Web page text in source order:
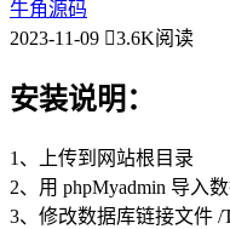
牛角源码
2023-11-09
3.6K阅读
安装说明：
1、上传到网站根目录
2、用 phpMyadmin 导入
3、修改数据库链接文件 /